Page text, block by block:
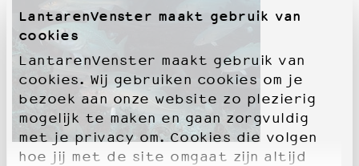
LantarenVenster maakt gebruik van
cookies
LantarenVenster maakt gebruik van
cookies. Wij gebruiken cookies om je
bezoek aan onze website zo plezierig
mogelijk te maken en gaan zorgvuldig
met je privacy om. Cookies die volgen
hoe jij met de site omgaat zijn altijd
Historie
Partners
Privacyverklaring
Integriteits- en gedragscode
Duurzaamheid
Culturele boycot Israël
Ruimte voor artistieke vrijheid – VNPF